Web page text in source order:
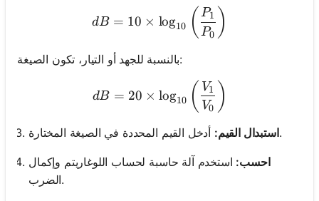
dB = 10 \times
dB = 10 × log10 ( P0
P1 )
بالنسبة للجهد أو التيار، تكون الصيغة:
dB = 20 \times
dB = 20 × log10 ( V0
V1 )
استبدال القيم:أدخل القيم المحددة في الصيغة المختارة.
احسب: استخدم آلة حاسبة لحساب اللوغاريتم وإكمال
الضرب.